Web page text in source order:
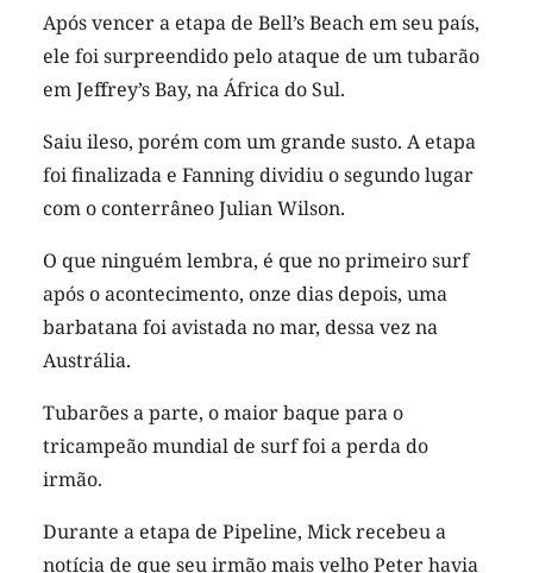
Após vencer a etapa de Bell’s Beach em seu país,
ele foi surpreendido pelo ataque de um tubarão
em Jeffrey’s Bay, na África do Sul.
Saiu ileso, porém com um grande susto. A etapa
foi finalizada e Fanning dividiu o segundo lugar
com o conterrâneo Julian Wilson.
O que ninguém lembra, é que no primeiro surf
após o acontecimento, onze dias depois, uma
barbatana foi avistada no mar, dessa vez na
Austrália.
Tubarões a parte, o maior baque para o
tricampeão mundial de surf foi a perda do
irmão.
Durante a etapa de Pipeline, Mick recebeu a
notícia de que seu irmão mais velho Peter havia